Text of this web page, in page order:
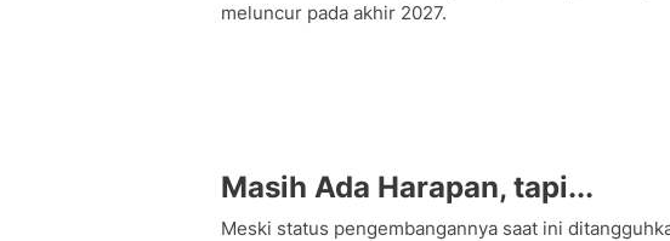
meluncur pada akhir 2027.
Masih Ada Harapan, tapi...
Meski status pengembangannya saat ini